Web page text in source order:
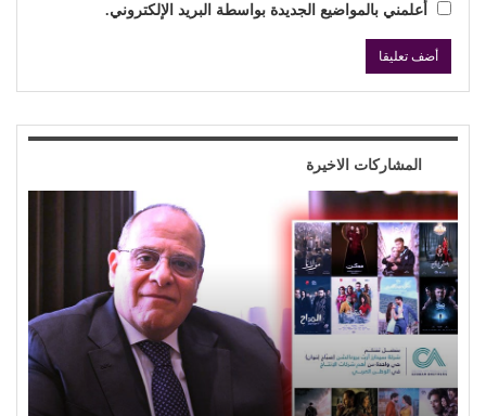
أعلمني بالمواضيع الجديدة بواسطة البريد الإلكتروني.
المشاركات الاخيرة